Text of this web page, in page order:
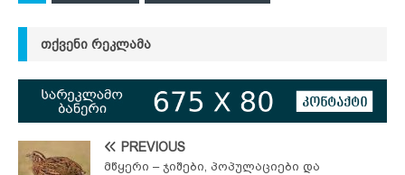
ᲗᲥᲕᲔᲜᲘ ᲠᲔᲙᲚᲐᲛᲐ
PREVIOUS
მწყერი – ჯიშები, პოპულაციები და